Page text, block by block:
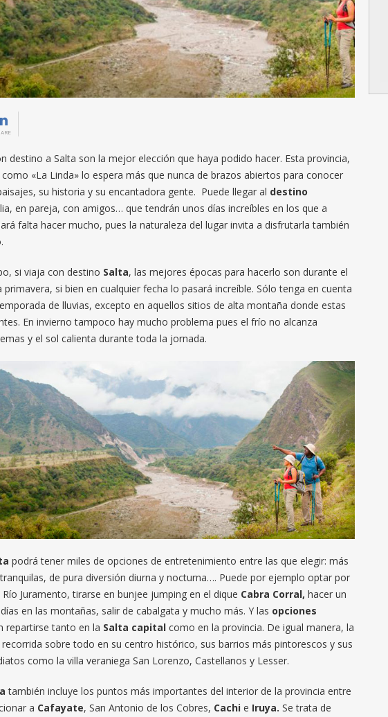
destino a Salta son la mejor elección que haya podido hacer. Esta provincia,
«La Linda» lo espera más que nunca de brazos abiertos para conocer
su historia y su encantadora gente. Puede llegar al destino
en pareja, con amigos… que tendrán unos días increíbles en los que a
falta hacer mucho, pues la naturaleza del lugar invita a disfrutarla también
si viaja con destino Salta, las mejores épocas para hacerlo son durante el
si bien en cualquier fecha lo pasará increíble. Sólo tenga en cuenta
de lluvias, excepto en aquellos sitios de alta montaña donde estas
En invierno tampoco hay mucho problema pues el frío no alcanza
y el sol calienta durante toda la jornada.
podrá tener miles de opciones de entretenimiento entre las que elegir: más
de pura diversión diurna y nocturna…. Puede por ejemplo optar por
Juramento, tirarse en bunjee jumping en el dique Cabra Corral, hacer un
en las montañas, salir de cabalgata y mucho más. Y las opciones
repartirse tanto en la Salta capital como en la provincia. De igual manera, la
sobre todo en su centro histórico, sus barrios más pintorescos y sus
como la villa veraniega San Lorenzo, Castellanos y Lesser.
también incluye los puntos más importantes del interior de la provincia entre
a Cafayate, San Antonio de los Cobres, Cachi e Iruya. Se trata de